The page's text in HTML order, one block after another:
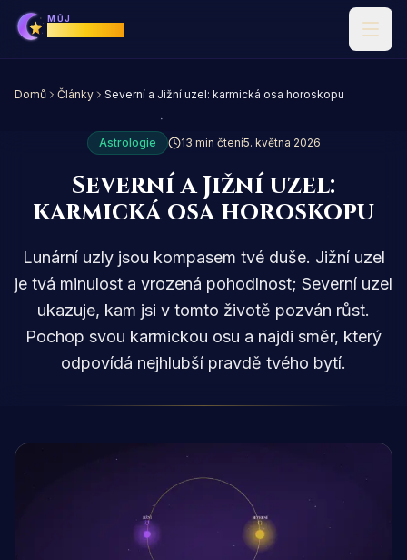
MŮJ
Domů Články Severní a Jižní uzel: karmická osa horoskopu
Astrologie 13 min čtení5. května 2026
Severní a Jižní uzel:
karmická osa horoskopu
Lunární uzly jsou kompasem tvé duše. Jižní uzel
je tvá minulost a vrozená pohodlnost; Severní uzel
ukazuje, kam jsi v tomto životě pozván růst.
Pochop svou karmickou osu a najdi směr, který
odpovídá nejhlubší pravdě tvého bytí.